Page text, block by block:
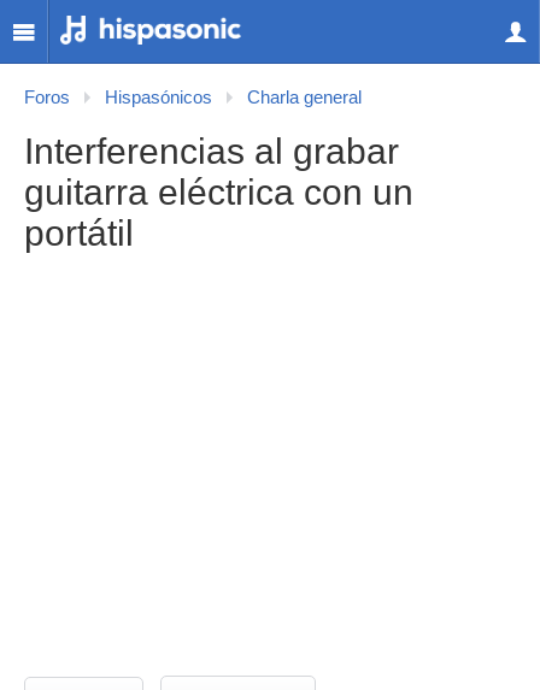
Foros Hispasónicos Charla general
Interferencias al grabar
guitarra eléctrica con un
portátil